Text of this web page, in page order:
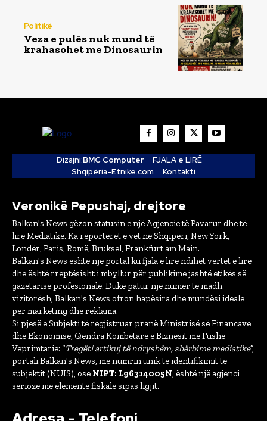
Politikë
Veza e pulës nuk mund të
krahasohet me Dinosaurin
Dizajni:BMC Computer
FJALA e LIRË
Shqipëria-Etnike.com
Kontakti
Veronikë Pepushaj, drejtore
Balkan's News gëzon statusin e një Agjencie të Pavarur dhe të
lirë Mediatike. Ka reporterët e vet në Shqipëri, New York,
Londër, Paris, Romë, Bruksel, Frankfurt am Main.
Balkan's News është një portal ku fjala e lirë ndihet vërtet e lirë
dhe është rreptësisht i mbyllur për publikime jashtë etikës së
gazetarisë profesionale. Duke patur një numër të madh
vizitorësh, Balkan's News ofron hapësira dhe mundësi ideale
për marketing dhe reklama.
Si pjesë e Subjekti të regjistruar pranë Ministrisë së Financave
dhe Ekonomisë, Qëndra Kombëtare e Biznesit me Fushë
Veprimtarie: “Tregëti artikuj të ndryshëm, shërbime mediatike”,
portali Balkan's News, me numrin unik të identifikimit të
subjektit (NUIS), ose NIPT: L96314005N, është një agjenci
serioze me elementë fiskalë sipas ligjit.